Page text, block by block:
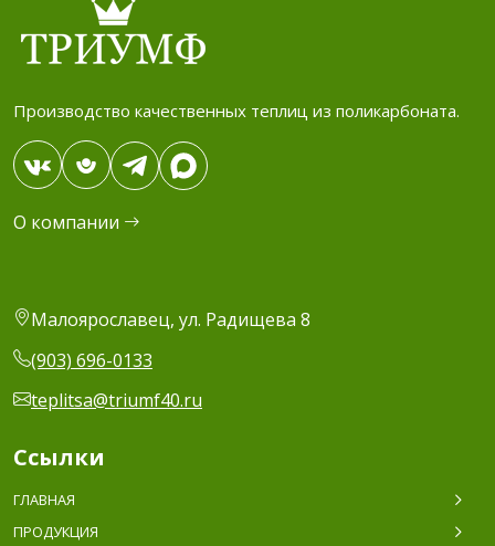
Производство качественных теплиц из поликарбоната.
О компании
Малоярославец, ул. Радищева 8
(903) 696-0133
teplitsa@triumf40.ru
Ссылки
ГЛАВНАЯ
ПРОДУКЦИЯ